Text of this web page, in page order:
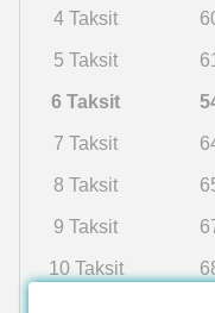
4 Taksit
5 Taksit
6 Taksit
7 Taksit
8 Taksit
9 Taksit
10 Taksit